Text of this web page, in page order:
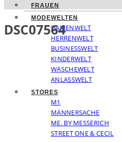
FRAUEN
MODEWELTEN
DAMENWELT
HERRENWELT
BUSINESSWELT
KINDERWELT
WÄSCHEWELT
ANLASSWELT
STORES
M1
MÄNNERSACHE
ME. BY MESSERICH
STREET ONE & CECIL
DSC07564